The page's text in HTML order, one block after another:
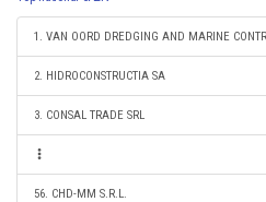
2. HIDROCONSTRUCTIA SA
3. CONSAL TRADE SRL
56. CHD-MM S.R.L.